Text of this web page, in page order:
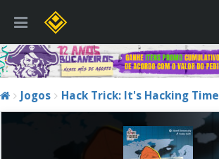
Jogos Hack Trick: It's Hacking Time